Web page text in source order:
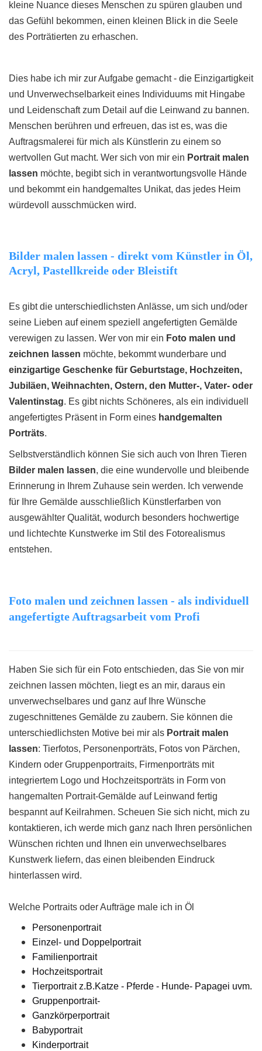
kleine Nuance dieses Menschen zu spüren glauben und
das Gefühl bekommen, einen kleinen Blick in die Seele
des Porträtierten zu erhaschen.
Dies habe ich mir zur Aufgabe gemacht - die Einzigartigkeit
und Unverwechselbarkeit eines Individuums mit Hingabe
und Leidenschaft zum Detail auf die Leinwand zu bannen.
Menschen berühren und erfreuen, das ist es, was die
Auftragsmalerei für mich als Künstlerin zu einem so
wertvollen Gut macht. Wer sich von mir ein Portrait malen
lassen möchte, begibt sich in verantwortungsvolle Hände
und bekommt ein handgemaltes Unikat, das jedes Heim
würdevoll ausschmücken wird.
Bilder malen lassen - direkt vom Künstler in Öl,
Acryl, Pastellkreide oder Bleistift
Es gibt die unterschiedlichsten Anlässe, um sich und/oder
seine Lieben auf einem speziell angefertigten Gemälde
verewigen zu lassen. Wer von mir ein Foto malen und
zeichnen lassen möchte, bekommt wunderbare und
einzigartige Geschenke für Geburtstage, Hochzeiten,
Jubiläen, Weihnachten, Ostern, den Mutter-, Vater- oder
Valentinstag. Es gibt nichts Schöneres, als ein individuell
angefertigtes Präsent in Form eines handgemalten
Porträts.
Selbstverständlich können Sie sich auch von Ihren Tieren
Bilder malen lassen, die eine wundervolle und bleibende
Erinnerung in Ihrem Zuhause sein werden. Ich verwende
für Ihre Gemälde ausschließlich Künstlerfarben von
ausgewählter Qualität, wodurch besonders hochwertige
und lichtechte Kunstwerke im Stil des Fotorealismus
entstehen.
Foto malen und zeichnen lassen - als individuell
angefertigte Auftragsarbeit vom Profi
Haben Sie sich für ein Foto entschieden, das Sie von mir
zeichnen lassen möchten, liegt es an mir, daraus ein
unverwechselbares und ganz auf Ihre Wünsche
zugeschnittenes Gemälde zu zaubern. Sie können die
unterschiedlichsten Motive bei mir als Portrait malen
lassen: Tierfotos, Personenporträts, Fotos von Pärchen,
Kindern oder Gruppenportraits, Firmenporträts mit
integriertem Logo und Hochzeitsporträts in Form von
hangemalten Portrait-Gemälde auf Leinwand fertig
bespannt auf Keilrahmen. Scheuen Sie sich nicht, mich zu
kontaktieren, ich werde mich ganz nach Ihren persönlichen
Wünschen richten und Ihnen ein unverwechselbares
Kunstwerk liefern, das einen bleibenden Eindruck
hinterlassen wird.
Welche Portraits oder Aufträge male ich in Öl
Personenportrait
Einzel- und Doppelportrait
Familienportrait
Hochzeitsportrait
Tierportrait z.B.Katze - Pferde - Hunde- Papagei uvm.
Gruppenportrait-
Ganzkörperportrait
Babyportrait
Kinderportrait